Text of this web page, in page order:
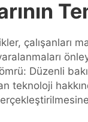
çalışanları
Düzenli
teknoloji